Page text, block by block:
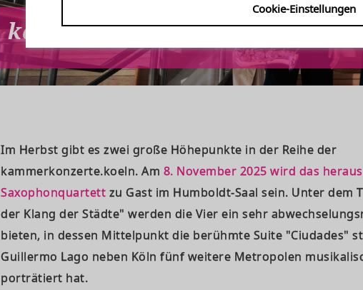
kammerkonzerte.koeln -
Im Herbst gibt es zwei große Höhepunkte in der Reihe der
kammerkonzerte.koeln. Am 8. November 2025 wird das
Saxophonquartett zu Gast im Humboldt-Saal sein. Unter dem
der Klang der Städte" werden die Vier ein sehr
bieten, in dessen Mittelpunkt die berühmte Suite "Ciudades"
Guillermo Lago neben Köln fünf weitere Metropolen
porträtiert hat.
Cookie-Einstellungen